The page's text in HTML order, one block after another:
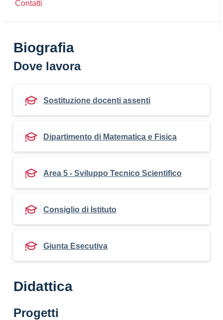
Contatti
Biografia
Dove lavora
Sostituzione docenti assenti
Dipartimento di Matematica e Fisica
Area 5 - Sviluppo Tecnico Scientifico
Consiglio di Istituto
Giunta Esecutiva
Didattica
Progetti